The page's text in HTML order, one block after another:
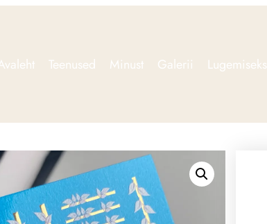
Teenused Minust Galerii Lugemiseks